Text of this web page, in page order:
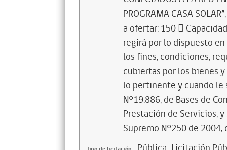
PROGRAMA CASA
a ofertar: 150 
regirá por lo dispuesto
los fines, condiciones,
cubiertas por los bienes
lo pertinente y cuando le
N°19.886, de Bases de
Prestación de Servicios,
Supremo N°250 de